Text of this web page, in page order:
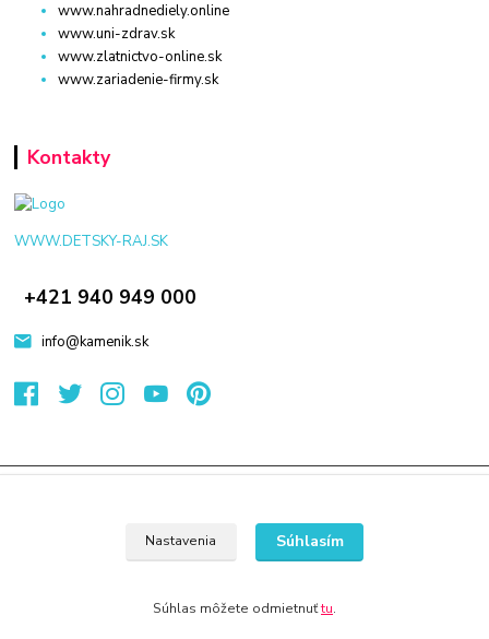
www.nahradnediely.online
www.uni-zdrav.sk
www.zlatnictvo-online.sk
www.zariadenie-firmy.sk
Kontakty
WWW.DETSKY-RAJ.SK
+421 940 949 000
info@kamenik.sk
Nastavenia
Súhlasím
Súhlas môžete odmietnuťtu.